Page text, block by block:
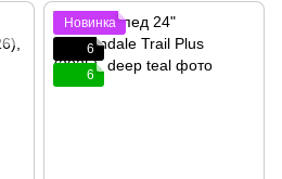
Новинка
6
6